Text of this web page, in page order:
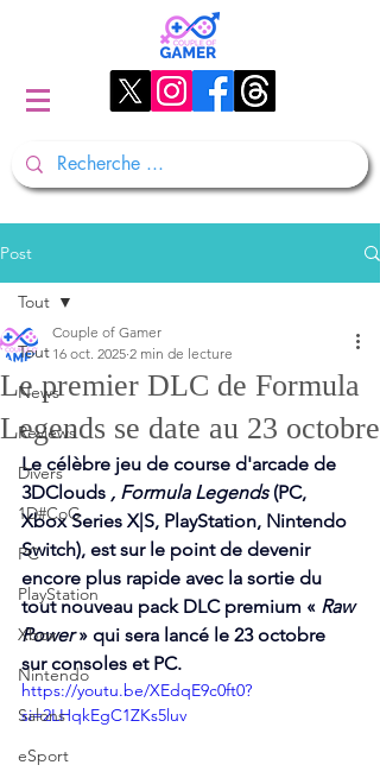
Post
Tout
News
Reviews
Divers
1D#CoG
PC
PlayStation
Xbox
Nintendo
Salons
eSport
Tout
Le premier DLC de Formula
Legends se date au 23 octobre
Couple of Gamer
16 oct. 2025 2 min de lecture
Le célèbre jeu de course d'arcade de
3DClouds , Formula Legends (PC,
Xbox Series X|S, PlayStation, Nintendo
Switch), est sur le point de devenir
encore plus rapide avec la sortie du
tout nouveau pack DLC premium « Raw
Power » qui sera lancé le 23 octobre
sur consoles et PC.
https://youtu.be/XEdqE9c0ft0?
si=2LHqkEgC1ZKs5luv